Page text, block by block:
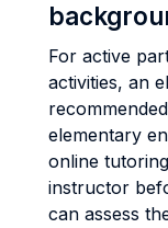
For active
activities, an
elementary
online
instructor
can assess